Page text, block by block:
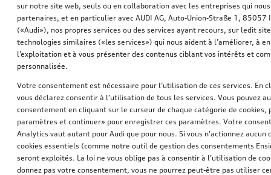
Affichage tête haute, Paquet de base
*745,00 CHF
Boîte à skis et à bagages, Noir brillant, 250 l
Noir brillant, 250 l
*699,00CHF
sur notre site web, seuls ou en collaboration avec les entreprises qui
partenaires, et en particulier avec AUDI AG, Auto-Union-Straße 1,
(«Audi»), nos propres services ou des services ayant recours, sur ledit
technologies similaires («les services») qui nous aident à l’améliorer, à
l’exploitation et à vous présenter des contenus ciblant vos intérêts et
personnalisée.
Votre consentement est nécessaire pour l’utilisation de ces services. En
vous déclarez consentir à l’utilisation de tous les services. Vous pouvez
consentement en cliquant sur le curseur de chaque catégorie de cookies,
paramètres et continuer» pour enregistrer ces paramètres. Votre
Analytics vaut autant pour Audi que pour nous. Si vous n’actionnez aucun
cookies essentiels (comme notre outil de gestion des consentements
seront exploités. La loi ne vous oblige pas à consentir à l’utilisation de
donnez pas votre consentement, vous ne pourrez peut-être pas utiliser